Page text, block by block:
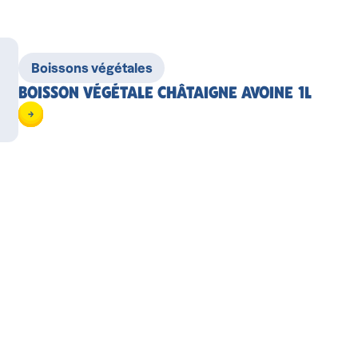
Boissons végétales
BOISSON VÉGÉTALE CHÂTAIGNE AVOINE 1L